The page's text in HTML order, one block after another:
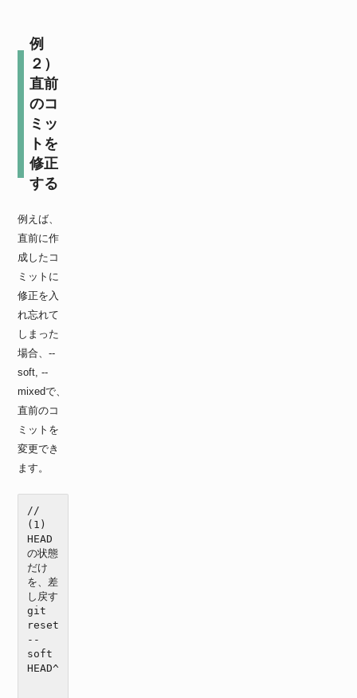
例
２）
直前
のコ
ミッ
トを
修正
する
例えば、
直前に作
成したコ
ミットに
修正を入
れ忘れて
しまった
場合、--
soft, --
mixedで、
直前のコ
ミットを
変更でき
ます。
//
(1)
HEAD
の状態
だけ
を、差
し戻す
git
reset
--
soft
HEAD^